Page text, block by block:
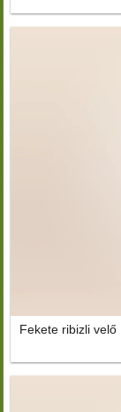
Fekete ribizli velő